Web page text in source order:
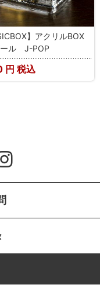
】アクリルBOX
ール J-POP
円 税込